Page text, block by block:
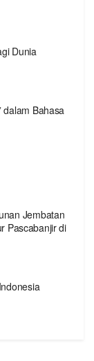
Dunia
dalam Bahasa
Jembatan
Pascabanjir di